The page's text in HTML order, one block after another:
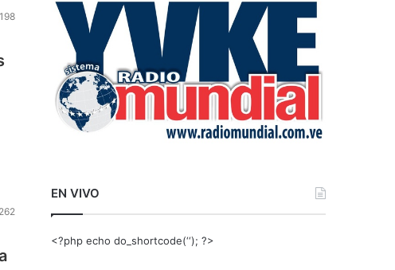
198
262
r
EN VIVO
<?php echo do_shortcode(‘‘); ?>